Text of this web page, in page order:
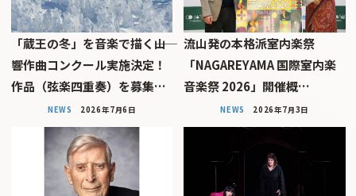
「蔵王の冬」を音楽で描く――山
響作曲コンクール実施決定！
作品（弦楽四重奏）を募集…
NEWS 2026年7月6日
流山発の本格派室内楽祭
「NAGAREYAMA 国際室内楽
音楽祭 2026」開催概…
NEWS 2026年7月3日